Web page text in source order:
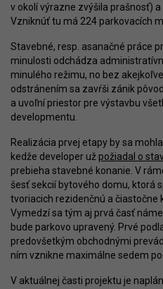
v okolí výrazne zvýšila prašnosť)
Vzniknúť tu má 224 parkovacích
Stavebné, resp. asanačné práce
minulosti odchádza
minulého režimu, no bez
odstránením sa zavŕši zánik
a uvoľní priestor pre výstavbu
developmentu.
Realizácia prvej etapy by sa
kedže developer už požiadal o
prebieha stavebné konanie. V
šesť sekcií bytového domu, ktorá
tvoriacich rezidenčnú a čiastočne
Vymedzí sa tým aj prvá časť
bude parkovo upravený. Prvé
predovšetkým obchodnými
ním vznikne maximálne sedem
V aktuálnej časti projektu je